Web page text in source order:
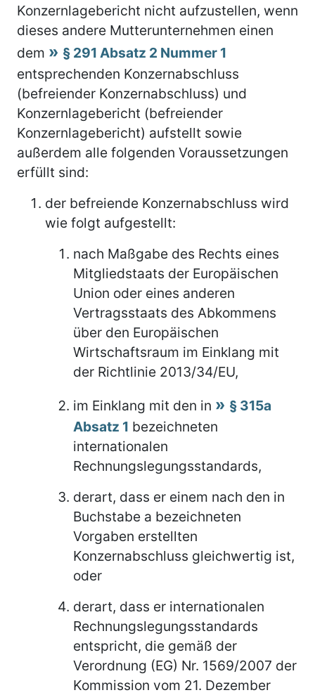
Konzernlagebericht nicht aufzustellen, wenn
dieses andere Mutterunternehmen einen
dem
§ 291 Absatz 2 Nummer 1
entsprechenden Konzernabschluss
(befreiender Konzernabschluss) und
Konzernlagebericht (befreiender
Konzernlagebericht) aufstellt sowie
außerdem alle folgenden Voraussetzungen
erfüllt sind:
der befreiende Konzernabschluss wird
wie folgt aufgestellt:
nach Maßgabe des Rechts eines
Mitgliedstaats der Europäischen
Union oder eines anderen
Vertragsstaats des Abkommens
über den Europäischen
Wirtschaftsraum im Einklang mit
der Richtlinie 2013/34/EU,
im Einklang mit den in
§ 315a
Absatz 1 bezeichneten
internationalen
Rechnungslegungsstandards,
derart, dass er einem nach den in
Buchstabe a bezeichneten
Vorgaben erstellten
Konzernabschluss gleichwertig ist,
oder
derart, dass er internationalen
Rechnungslegungsstandards
entspricht, die gemäß der
Verordnung (EG) Nr. 1569/2007 der
Kommission vom 21. Dezember